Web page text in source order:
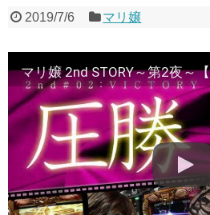
2019/7/6 マリ嬢